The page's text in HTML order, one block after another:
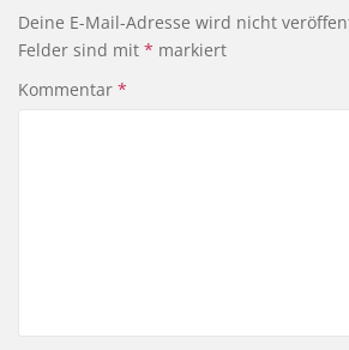
Deine E-Mail-Adresse wird nicht
Felder sind mit * markiert
Kommentar *